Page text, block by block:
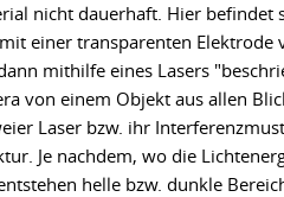
nicht dauerhaft. Hier befindet
einer transparenten Elektrode
mithilfe eines Lasers
von einem Objekt aus allen
Laser bzw. ihr
Je nachdem, wo die
helle bzw. dunkle